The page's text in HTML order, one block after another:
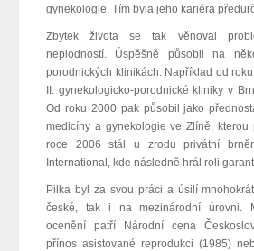
gynekologie. Tím byla jeho kariéra
Zbytek života se tak věnoval
neplodností. Úspěšně působil na
porodnických klinikách. Například od
II. gynekologicko-porodnické kliniky v
Od roku 2000 pak působil jako
medicíny a gynekologie ve Zlíně, kterou
roce 2006 stál u zrodu privátní
International, kde následně hrál roli
Pilka byl za svou práci a úsilí
české, tak i na mezinárodní úrovni.
ocenění patří Národní cena
přínos asistované reprodukci (1985)